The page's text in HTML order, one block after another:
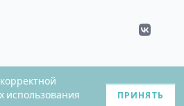
VK
использования
ПРИНЯТЬ